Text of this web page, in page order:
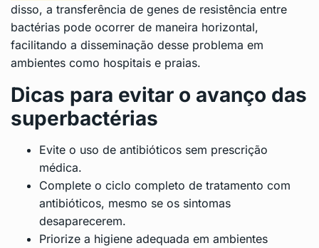
disso, a transferência de genes de resistência entre
bactérias pode ocorrer de maneira horizontal,
facilitando a disseminação desse problema em
ambientes como hospitais e praias.
Dicas para evitar o avanço das
superbactérias
Evite o uso de antibióticos sem prescrição
médica.
Complete o ciclo completo de tratamento com
antibióticos, mesmo se os sintomas
desaparecerem.
Priorize a higiene adequada em ambientes